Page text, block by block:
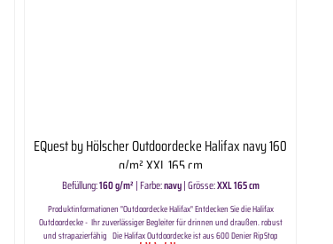
EQuest by Hölscher Outdoordecke Halifax navy 160
g/m² XXL 165 cm
Befüllung:160 g/m² |Farbe:navy|Grösse:XXL 165 cm
Produktinformationen "Outdoordecke Halifax" Entdecken Sie die Halifax
Outdoordecke - Ihr zuverlässiger Begleiter für drinnen und draußen. robust
und strapazierfähig Die Halifax Outdoordecke ist aus 600 Denier RipStop